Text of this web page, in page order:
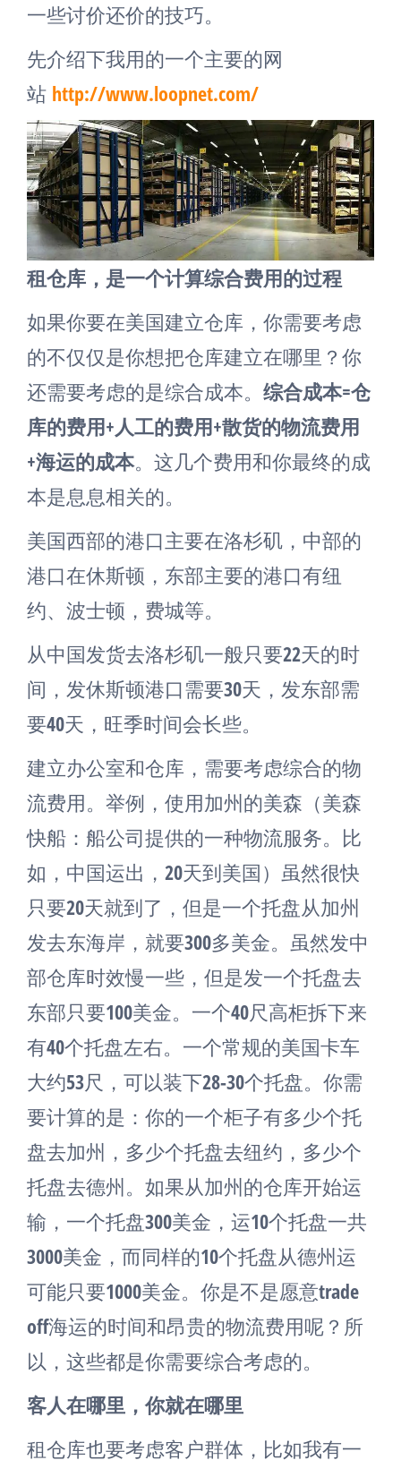
一些讨价还价的技巧。
先介绍下我用的一个主要的网
站 http://www.loopnet.com/
租仓库，是一个计算综合费用的过程
如果你要在美国建立仓库，你需要考虑
的不仅仅是你想把仓库建立在哪里？你
还需要考虑的是综合成本。 综合成本=仓
库的费用+人工的费用+散货的物流费用
+海运的成本。这几个费用和你最终的成
本是息息相关的。
美国西部的港口主要在洛杉矶，中部的
港口在休斯顿，东部主要的港口有纽
约、波士顿，费城等。
从中国发货去洛杉矶一般只要22天的时
间，发休斯顿港口需要30天，发东部需
要40天，旺季时间会长些。
建立办公室和仓库，需要考虑综合的物
流费用。举例，使用加州的美森（美森
快船：船公司提供的一种物流服务。比
如，中国运出，20天到美国）虽然很快
只要20天就到了，但是一个托盘从加州
发去东海岸，就要300多美金。虽然发中
部仓库时效慢一些，但是发一个托盘去
东部只要100美金。一个40尺高柜拆下来
有40个托盘左右。一个常规的美国卡车
大约53尺，可以装下28-30个托盘。你需
要计算的是：你的一个柜子有多少个托
盘去加州，多少个托盘去纽约，多少个
托盘去德州。如果从加州的仓库开始运
输，一个托盘300美金，运10个托盘一共
3000美金，而同样的10个托盘从德州运
可能只要1000美金。你是不是愿意trade
off海运的时间和昂贵的物流费用呢？所
以，这些都是你需要综合考虑的。
客人在哪里，你就在哪里
租仓库也要考虑客户群体，比如我有一